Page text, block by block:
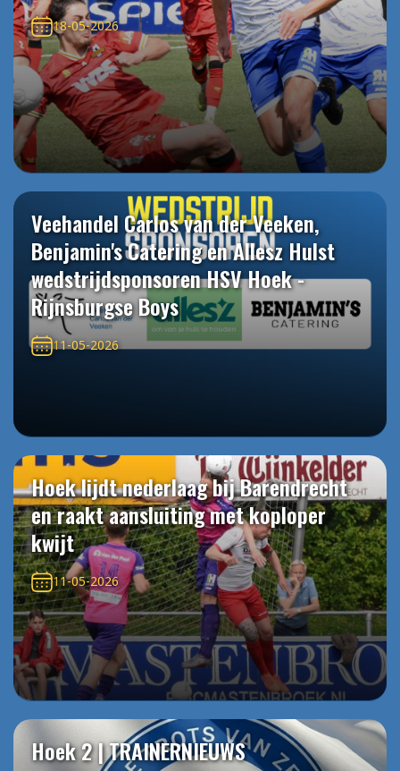
18-05-2026
Veehandel Carlos van der Veeken,
Benjamin's Catering en Allesz Hulst
wedstrijdsponsoren HSV Hoek -
Rijnsburgse Boys
11-05-2026
Hoek lijdt nederlaag bij Barendrecht
en raakt aansluiting met koploper
kwijt
11-05-2026
Hoek 2 | TRAINERNIEUWS